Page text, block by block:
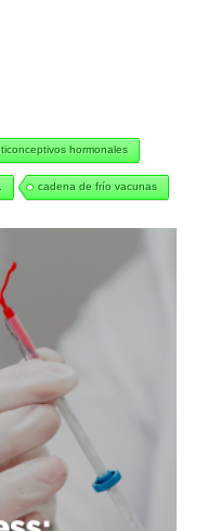
hormonales
cadena de frío vacunas